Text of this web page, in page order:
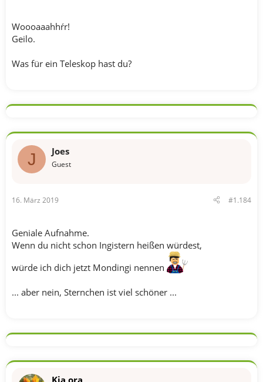
Woooaaahhŕr!
Geilo.
Was für ein Teleskop hast du?
J Joes
Guest
16. März 2019 #1.184
Geniale Aufnahme.
Wenn du nicht schon Ingistern heißen würdest,
würde ich dich jetzt Mondingi nennen
... aber nein, Sternchen ist viel schöner ...
Kia ora